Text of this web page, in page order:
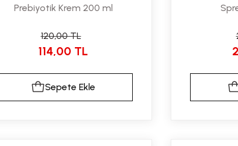
Prebiyotik Krem 200 ml
120,00 TL
114,00 TL
Sepete Ekle